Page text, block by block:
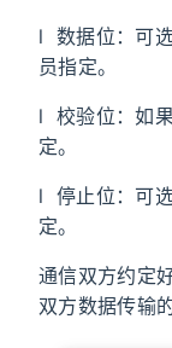
l 数据位：可
员指定。
l 校验位：如
定。
l 停止位：可
定。
通信双方约定
双方数据传输